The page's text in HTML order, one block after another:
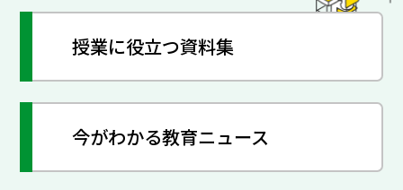
授業に役立つ資料集
今がわかる教育ニュース